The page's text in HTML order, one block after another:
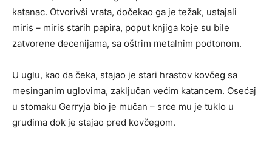
katanac. Otvorivši vrata, dočekao ga je težak, ustajali
miris – miris starih papira, poput knjiga koje su bile
zatvorene decenijama, sa oštrim metalnim podtonom.
U uglu, kao da čeka, stajao je stari hrastov kovčeg sa
mesinganim uglovima, zaključan većim katancem. Osećaj
u stomaku Gerryja bio je mučan – srce mu je tuklo u
grudima dok je stajao pred kovčegom.